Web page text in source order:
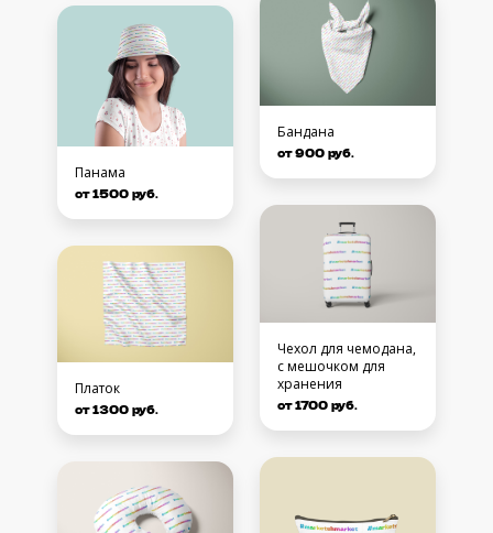
Панама
от 1500 руб.
Платок
от 1300 руб.
Бандана
от 900 руб.
Чехол для чемодана,
с мешочком для
хранения
от 1700 руб.